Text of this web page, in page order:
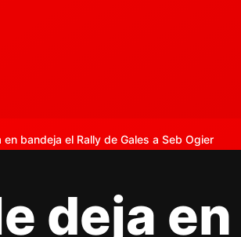
en bandeja el Rally de Gales a Seb Ogier
deja